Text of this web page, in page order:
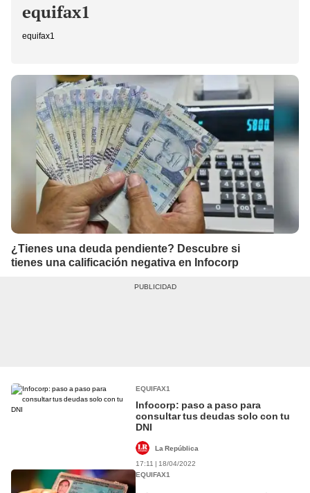
equifax1
equifax1
¿Tienes una deuda pendiente? Descubre si
tienes una calificación negativa en Infocorp
EQUIFAX1
Infocorp: paso a paso para
consultar tus deudas solo con tu
DNI
La República
17:11 | 18/04/2022
EQUIFAX1